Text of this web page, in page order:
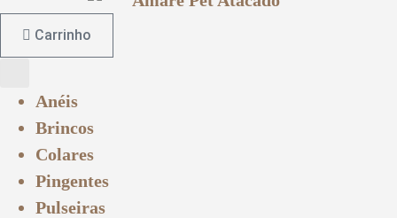
Carrinho
Anéis
Brincos
Colares
Pingentes
Pulseiras